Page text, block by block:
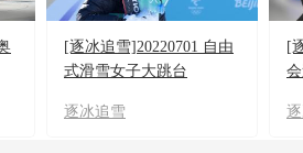
[逐冰追雪]20220701 自由
式滑雪女子大跳台
逐冰追雪
[